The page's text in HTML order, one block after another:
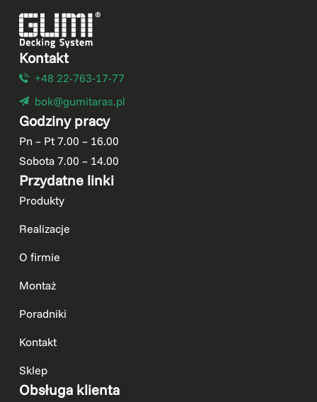
Kontakt
+48 22-763-17-77
bok@gumitaras.pl
Godziny pracy
Pn – Pt 7.00 – 16.00
Sobota 7.00 – 14.00
Przydatne linki
Produkty
Realizacje
O firmie
Montaż
Poradniki
Kontakt
Sklep
Obsługa klienta